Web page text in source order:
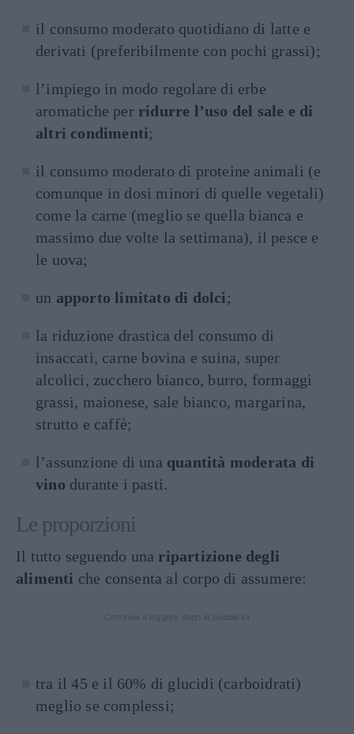
il consumo moderato quotidiano di latte e
derivati (preferibilmente con pochi grassi);
l’impiego in modo regolare di erbe
aromatiche per ridurre l’uso del sale e di
altri condimenti;
il consumo moderato di proteine animali (e
comunque in dosi minori di quelle vegetali)
come la carne (meglio se quella bianca e
massimo due volte la settimana), il pesce e
le uova;
un apporto limitato di dolci ;
la riduzione drastica del consumo di
insaccati, carne bovina e suina, super
alcolici, zucchero bianco, burro, formaggi
grassi, maionese, sale bianco, margarina,
strutto e caffè;
l’assunzione di una quantità moderata di
vino durante i pasti.
Le proporzioni
Il tutto seguendo una ripartizione degli
alimenti che consenta al corpo di assumere:
tra il 45 e il 60% di glucidi (carboidrati)
meglio se complessi;